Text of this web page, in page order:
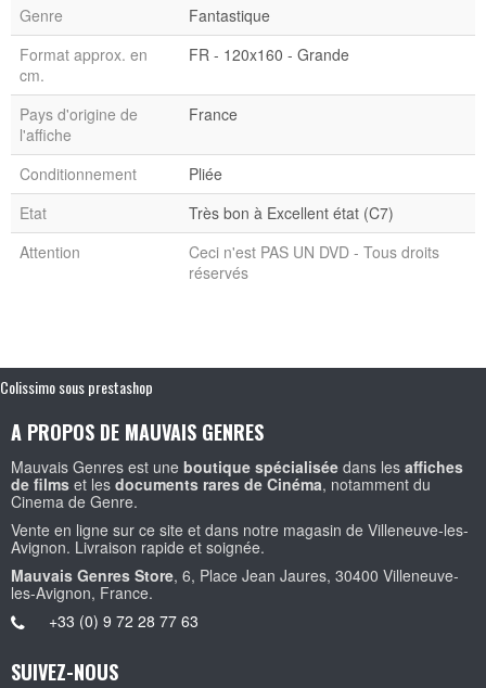
Genre
Fantastique
Format approx. en
cm.
FR - 120x160 - Grande
Pays d'origine de
l'affiche
France
Conditionnement
Pliée
Etat
Très bon à Excellent état (C7)
Attention
Ceci n'est PAS UN DVD - Tous droits
réservés
Colissimo sous prestashop
A PROPOS DE MAUVAIS GENRES
Mauvais Genres est une boutique spécialisée dans les affiches
de films et les documents rares de Cinéma, notamment du
Cinema de Genre.
Vente en ligne sur ce site et dans notre magasin de Villeneuve-les-
Avignon. Livraison rapide et soignée.
Mauvais Genres Store, 6, Place Jean Jaures, 30400 Villeneuve-
les-Avignon, France.
+33 (0) 9 72 28 77 63
SUIVEZ-NOUS